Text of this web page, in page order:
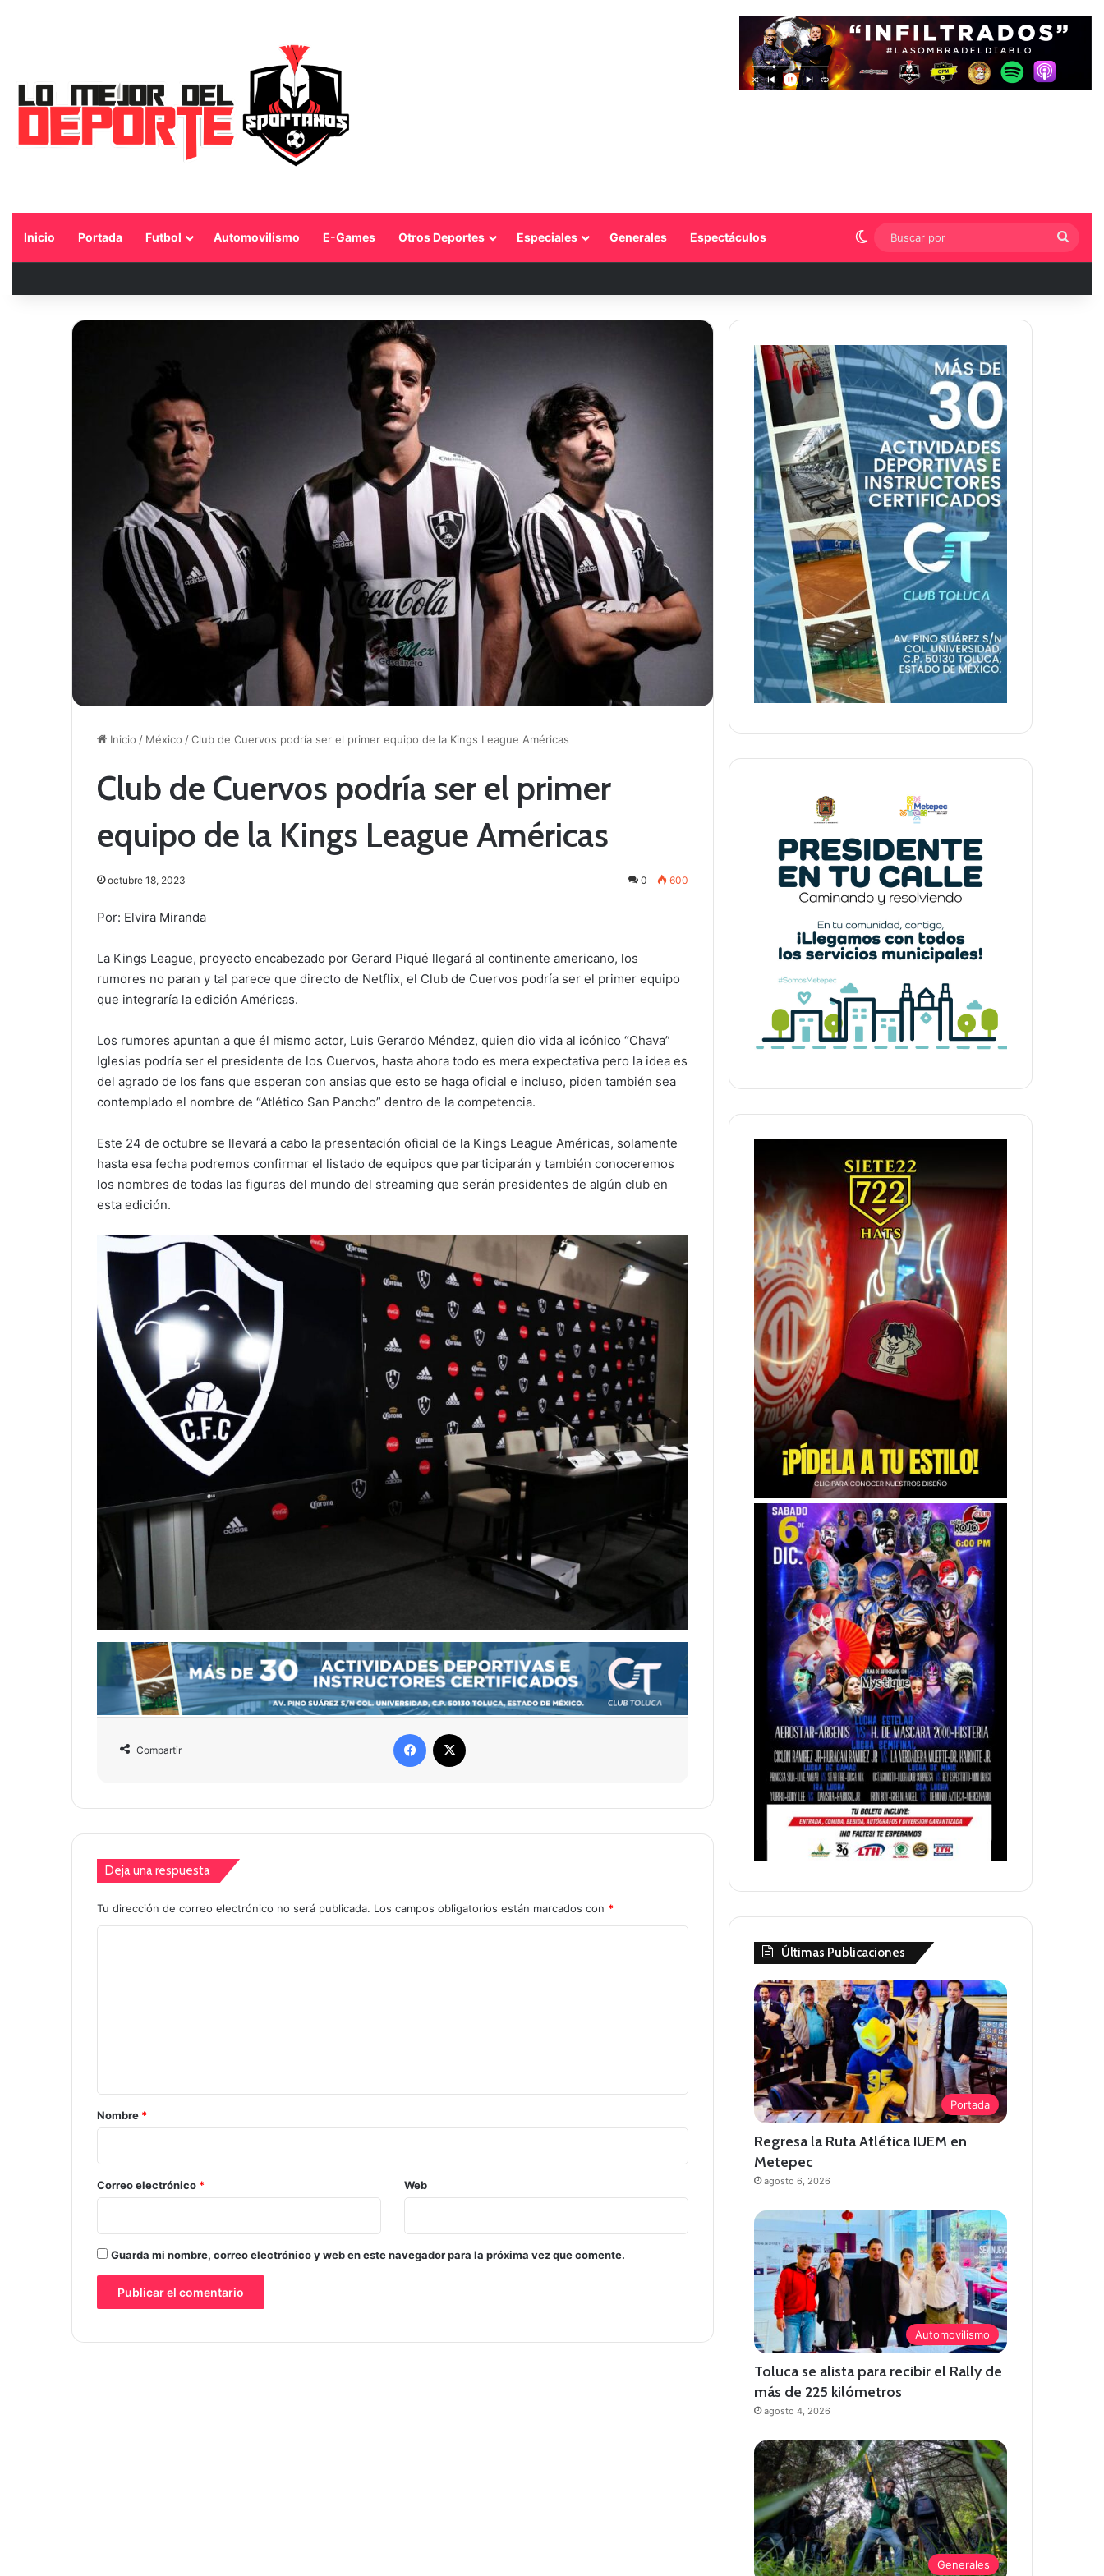
Inicio Portada Futbol Automovilismo E-Games Otros Deportes Especiales Generales Espectáculos Switch skin
por
Inicio / México /Club de Cuervos podría ser el primer equipo de la Kings League Américas
Club de Cuervos podría ser el primer
equipo de la Kings League Américas
octubre 18, 2023 0 600
Por: Elvira Miranda
La Kings League, proyecto encabezado por Gerard Piqué llegará al continente americano, los
rumores no paran y tal parece que directo de Netflix, el Club de Cuervos podría ser el primer equipo
que integraría la edición Américas.
Los rumores apuntan a que él mismo actor, Luis Gerardo Méndez, quien dio vida al icónico “Chava”
Iglesias podría ser el presidente de los Cuervos, hasta ahora todo es mera expectativa pero la idea es
del agrado de los fans que esperan con ansias que esto se haga oficial e incluso, piden también sea
contemplado el nombre de “Atlético San Pancho” dentro de la competencia.
Este 24 de octubre se llevará a cabo la presentación oficial de la Kings League Américas, solamente
hasta esa fecha podremos confirmar el listado de equipos que participarán y también conoceremos
los nombres de todas las figuras del mundo del streaming que serán presidentes de algún club en
esta edición.
Compartir
Facebook
Deja una respuesta
Tu dirección de correo electrónico no será publicada. Los campos obligatorios están marcados con *
r
o
*
Nombre *
Correo electrónico * Web
Guarda mi nombre, correo electrónico y web en este navegador para la próxima vez que comente.
Últimas Publicaciones
Portada
Regresa la Ruta Atlética IUEM en
Metepec
agosto 6, 2026
Automovilismo
Toluca se alista para recibir el Rally de
más de 225 kilómetros
agosto 4, 2026
Generales